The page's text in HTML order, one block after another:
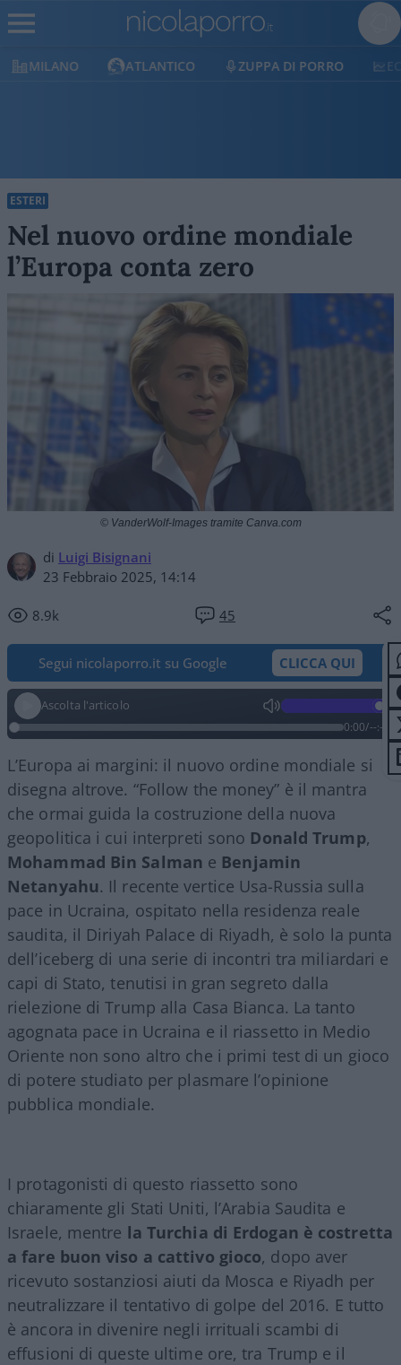
MILANO ATLANTICO ZUPPA DI PORRO
ESTERI
Nel nuovo ordine mondiale
l’Europa conta zero
di Luigi Bisignani
23 Febbraio 2025, 14:14
8.9k 45
© VanderWolf-Images tramite Canva.com
Segui nicolaporro.it su Google CLICCA QUI
Ascolta l'articolo
0:00/--:--
L’Europa ai margini: il nuovo ordine mondiale si
disegna altrove. “Follow the money” è il mantra
che ormai guida la costruzione della nuova
geopolitica i cui interpreti sono Donald Trump,
Mohammad Bin Salman e Benjamin
Netanyahu. Il recente vertice Usa-Russia sulla
pace in Ucraina, ospitato nella residenza reale
saudita, il Diriyah Palace di Riyadh, è solo la punta
dell’iceberg di una serie di incontri tra miliardari e
capi di Stato, tenutisi in gran segreto dalla
rielezione di Trump alla Casa Bianca. La tanto
agognata pace in Ucraina e il riassetto in Medio
Oriente non sono altro che i primi test di un gioco
di potere studiato per plasmare l’opinione
pubblica mondiale.
I protagonisti di questo riassetto sono
chiaramente gli Stati Uniti, l’Arabia Saudita e
Israele, mentre la Turchia di Erdogan è costretta
a fare buon viso a cattivo gioco, dopo aver
ricevuto sostanziosi aiuti da Mosca e Riyadh per
neutralizzare il tentativo di golpe del 2016. E tutto
è ancora in divenire negli irrituali scambi di
effusioni di queste ultime ore, tra Trump e il